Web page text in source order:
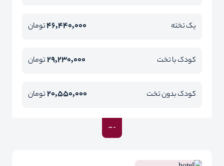
یک تخته 46,440,000تومان
کودک با تخت 29,230,000تومان
کودک بدون تخت 20,550,000تومان